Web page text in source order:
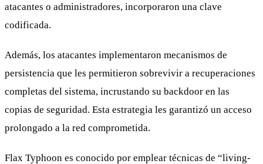
atacantes o administradores, incorporaron una clave
codificada.
Además, los atacantes implementaron mecanismos de
persistencia que les permitieron sobrevivir a recuperaciones
completas del sistema, incrustando su backdoor en las
copias de seguridad. Esta estrategia les garantizó un acceso
prolongado a la red comprometida.
Flax Typhoon es conocido por emplear técnicas de “living-